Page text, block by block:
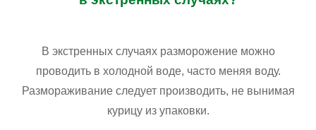
В экстренных случаях разморожение можно
проводить в холодной воде, часто меняя воду.
Размораживание следует производить, не вынимая
курицу из упаковки.